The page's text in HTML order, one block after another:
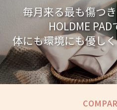
毎月来る最も傷つ
HOLDME
体にも環境にも優し